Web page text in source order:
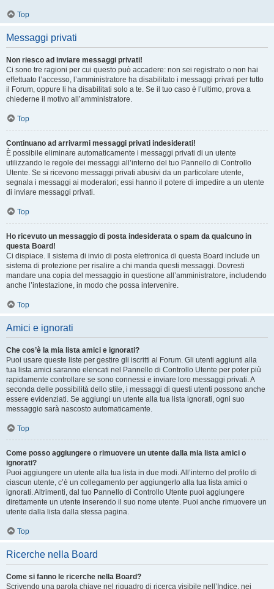
Top
Messaggi privati
Non riesco ad inviare messaggi privati!
Ci sono tre ragioni per cui questo può accadere: non sei registrato o non hai
effettuato l’accesso, l’amministratore ha disabilitato i messaggi privati per tutto
il Forum, oppure li ha disabilitati solo a te. Se il tuo caso è l’ultimo, prova a
chiederne il motivo all’amministratore.
Top
Continuano ad arrivarmi messaggi privati indesiderati!
È possibile eliminare automaticamente i messaggi privati ​​di un utente
utilizzando le regole dei messaggi all’interno del tuo Pannello di Controllo
Utente. Se si ricevono messaggi privati ​​abusivi da un particolare utente,
segnala i messaggi ai moderatori; essi hanno il potere di impedire a un utente
di inviare messaggi privati​​.
Top
Ho ricevuto un messaggio di posta indesiderata o spam da qualcuno in
questa Board!
Ci dispiace. Il sistema di invio di posta elettronica di questa Board include un
sistema di protezione per risalire a chi manda questi messaggi. Dovresti
mandare una copia del messaggio in questione all’amministratore, includendo
anche l’intestazione, in modo che possa intervenire.
Top
Amici e ignorati
Che cos’è la mia lista amici e ignorati?
Puoi usare queste liste per gestire gli iscritti al Forum. Gli utenti aggiunti alla
tua lista amici saranno elencati nel Pannello di Controllo Utente per poter più
rapidamente controllare se sono connessi e inviare loro messaggi privati. A
seconda delle possibilità dello stile, i messaggi di questi utenti possono anche
essere evidenziati. Se aggiungi un utente alla tua lista ignorati, ogni suo
messaggio sarà nascosto automaticamente.
Top
Come posso aggiungere o rimuovere un utente dalla mia lista amici o
ignorati?
Puoi aggiungere un utente alla tua lista in due modi. All’interno del profilo di
ciascun utente, c’è un collegamento per aggiungerlo alla tua lista amici o
ignorati. Altrimenti, dal tuo Pannello di Controllo Utente puoi aggiungere
direttamente un utente inserendo il suo nome utente. Puoi anche rimuovere un
utente dalla lista dalla stessa pagina.
Top
Ricerche nella Board
Come si fanno le ricerche nella Board?
Scrivendo una parola chiave nel riquadro di ricerca visibile nell’Indice, nei